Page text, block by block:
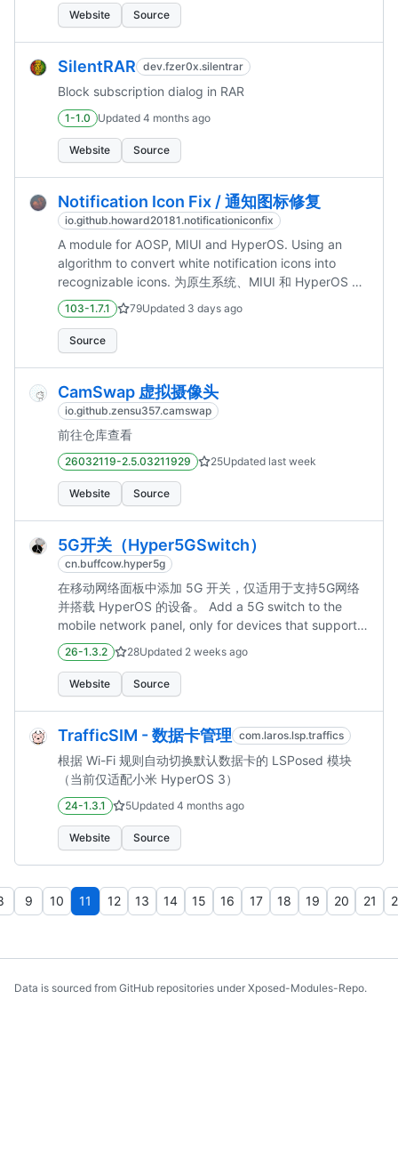
Website Source
SilentRAR dev.fzer0x.silentrar
Block subscription dialog in RAR
1-1.0 Updated 4 months ago
Website Source
Notification Icon Fix / 通知图标修复
io.github.howard20181.notificationiconfix
A module for AOSP, MIUI and HyperOS. Using an
algorithm to convert white notification icons into
recognizable icons. 为原生系统、MIUI 和 HyperOS 使
用算法将通知中的白块图标转换为可辨认的图标。
103-1.7.1 79Updated 3 days ago
Source
CamSwap 虚拟摄像头
io.github.zensu357.camswap
前往仓库查看
26032119-2.5.03211929 25Updated last week
Website Source
5G开关（Hyper5GSwitch）
cn.buffcow.hyper5g
在移动网络面板中添加 5G 开关，仅适用于支持5G网络
并搭载 HyperOS 的设备。 Add a 5G switch to the
mobile network panel, only for devices that support
5G net and equipped with HyperOS.
26-1.3.2 28Updated 2 weeks ago
Website Source
TrafficSIM - 数据卡管理 com.laros.lsp.traffics
根据 Wi-Fi 规则自动切换默认数据卡的 LSPosed 模块
（当前仅适配小米 HyperOS 3）
24-1.3.1 5Updated 4 months ago
Website Source
9 10 11 12 13 14 15 16 17 18 19 20 21
Data is sourced from GitHub repositories under Xposed-Modules-Repo.